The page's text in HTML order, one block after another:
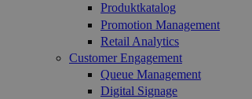
Produktkatalog
Promotion Management
Retail Analytics
Customer Engagement
Queue Management
Digital Signage